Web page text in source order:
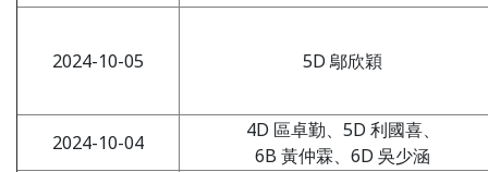
2024-10-05 5D 鄔欣穎
2024-10-04
4D 區卓勤、5D 利國喜、
6B 黃仲霖、6D 吳少涵